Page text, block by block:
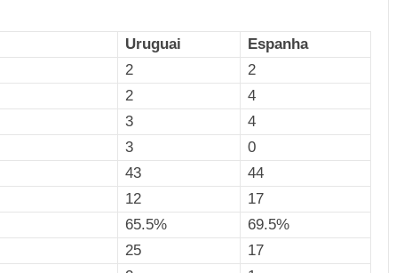
Uruguai
Espanha
2
2
2
4
3
4
3
0
43
44
12
17
65.5%
69.5%
25
17